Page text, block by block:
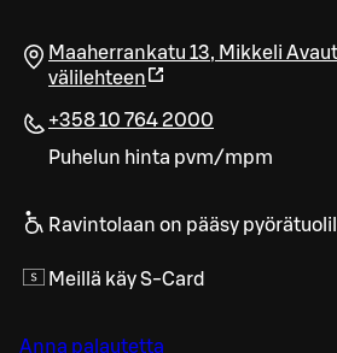
Maaherrankatu 13, Mikkeli
välilehteen
+358 10 764 2000
Puhelun hinta pvm/mpm
Ravintolaan on pääsy
Meillä käy S-Card
Anna palautetta